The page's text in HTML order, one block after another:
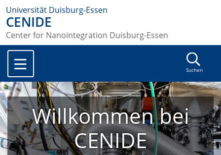
Universität Duisburg-Essen
CENIDE
Center for Nanointegration Duisburg-Essen
Suchen
Willkommen bei
CENIDE